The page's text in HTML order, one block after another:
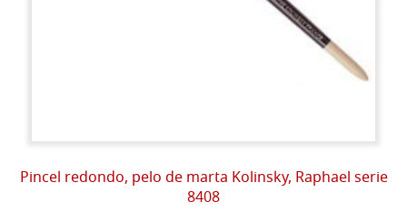
Pincel redondo, pelo de marta Kolinsky, Raphael serie
8408